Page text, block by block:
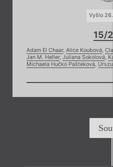
Vyšlo
15/
Adam El Chaar, Alice Koubová,
Jan M. Heller, Juliana Sokolová,
Michaela Hučko Pašteková,